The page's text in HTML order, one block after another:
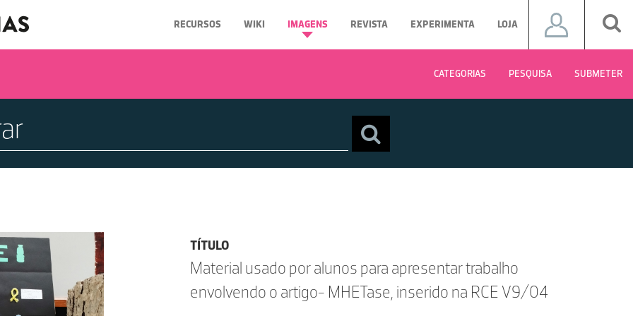
RECURSOS WIKI IMAGENS REVISTA EXPERIMENTA LOJA
CATEGORIAS PESQUISA SUBMETER
TÍTULO
Material usado por alunos para apresentar trabalho
envolvendo o artigo- MHETase, inserido na RCE V9/04